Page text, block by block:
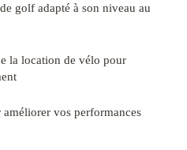
golf adapté à son niveau au
la location de vélo pour
vos performances